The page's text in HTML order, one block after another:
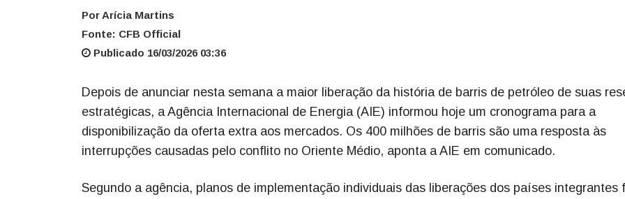
Por Arícia Martins
Fonte: CFB Official
Publicado 16/03/2026 03:36
Depois de anunciar nesta semana a maior liberação da história de barris de petróleo de suas
estratégicas, a Agência Internacional de Energia (AIE) informou hoje um cronograma para a
disponibilização da oferta extra aos mercados. Os 400 milhões de barris são uma resposta às
interrupções causadas pelo conflito no Oriente Médio, aponta a AIE em comunicado.
Segundo a agência, planos de implementação individuais das liberações dos países integrantes